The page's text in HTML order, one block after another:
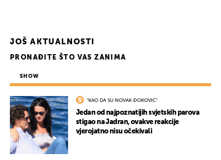
JOŠ AKTUALNOSTI
PRONAĐITE ŠTO VAS ZANIMA
SHOW
"KAO DA SU NOVAK ĐOKOVIĆ"
Jedan od najpoznatijih svjetskih parova
stigao na Jadran, ovakve reakcije
vjerojatno nisu očekivali